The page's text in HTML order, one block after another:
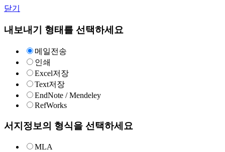
닫기
내보내기 형태를 선택하세요
메일전송
인쇄
Excel저장
Text저장
EndNote / Mendeley
RefWorks
서지정보의 형식을 선택하세요
MLA